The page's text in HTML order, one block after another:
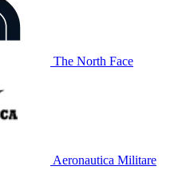
The North Face
Aeronautica Militare